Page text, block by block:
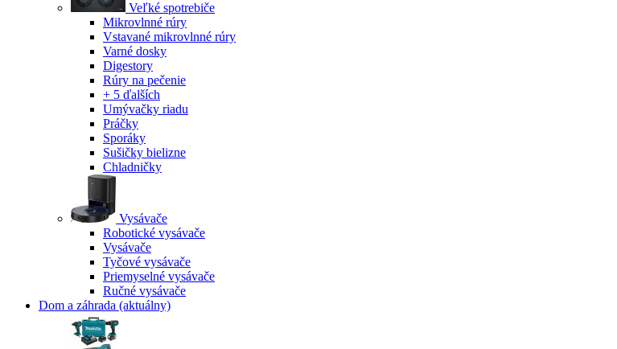
Veľké spotrebiče
Mikrovlnné rúry
Vstavané mikrovlnné rúry
Varné dosky
Digestory
Rúry na pečenie
+ 5 ďalších
Umývačky riadu
Práčky
Sporáky
Sušičky bielizne
Chladničky
Vysávače
Robotické vysávače
Vysávače
Tyčové vysávače
Priemyselné vysávače
Ručné vysávače
Dom a záhrada (aktuálny)